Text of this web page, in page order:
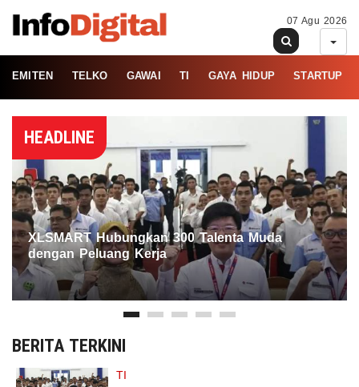
07 Agu 2026
EMITEN TELKO GAWAI TI GAYA HIDUP STARTUP
HEADLINE
XLSMART Hubungkan 300 Talenta Muda
dengan Peluang Kerja
BERITA TERKINI
TI